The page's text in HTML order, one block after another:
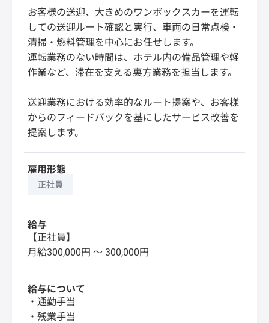
お客様の送迎、大きめのワンボックスカーを運転
しての送迎ルート確認と実行、車両の日常点検・
清掃・燃料管理を中心にお任せします。
運転業務のない時間は、ホテル内の備品管理や軽
作業など、滞在を支える裏方業務を担当します。
送迎業務における効率的なルート提案や、お客様
からのフィードバックを基にしたサービス改善を
提案します。
雇用形態
正社員
給与
【正社員】
月給300,000円 〜 300,000円
給与について
・通勤手当
・残業手当